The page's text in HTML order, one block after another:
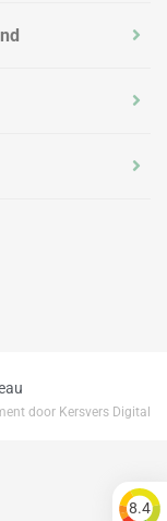
door Kersvers Digital
8.4